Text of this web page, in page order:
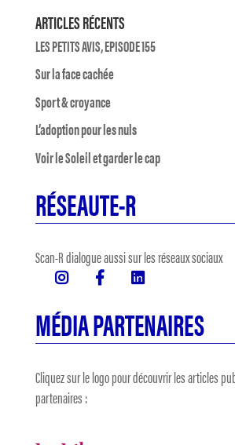
ARTICLES RÉCENTS
LES PETITS AVIS, EPISODE 155
Sur la face cachée
Sport & croyance
L’adoption pour les nuls
Voir le Soleil et garder le cap
RÉSEAUTE-R
Scan-R dialogue aussi sur les réseaux sociaux
MÉDIA PARTENAIRES
Cliquez sur le logo pour découvrir les articles
partenaires :